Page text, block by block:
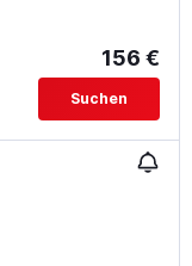
156 €
Suchen